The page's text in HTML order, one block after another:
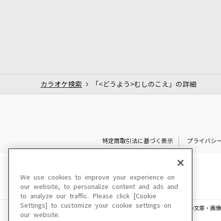
カラオケ検索 「<どうよう>むしのこえ」の詳細
特定商取引法に基づく表示 プライバシ
このサイトに掲載されている一切の文章・画
We use cookies to improve your experience on
our website, to personalize content and ads and
to analyze our traffic. Please click [Cookie
Settings] to customize your cookie settings on
our website.